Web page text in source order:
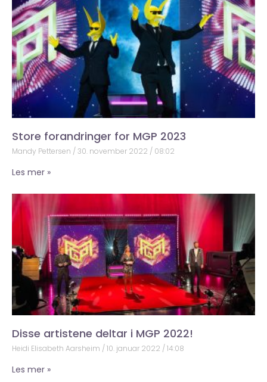
Store forandringer for MGP 2023
Mandy Pettersen 30. november 2022 08:02
Les mer »
Disse artistene deltar i MGP 2022!
Heidi Elisabeth Aarsheim 10. januar 2022 14:08
Les mer »